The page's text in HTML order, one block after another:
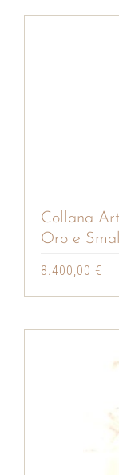
Collana
Oro e
8.400,00 €